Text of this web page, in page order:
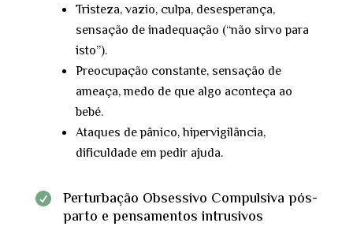
Tristeza, vazio, culpa, desesperança,
sensação de inadequação (“não sirvo para
isto”).
Preocupação constante, sensação de
ameaça, medo de que algo aconteça ao
bebé.
Ataques de pânico, hipervigilância,
dificuldade em pedir ajuda.

Perturbação Obsessivo Compulsiva pós-
parto e pensamentos intrusivos